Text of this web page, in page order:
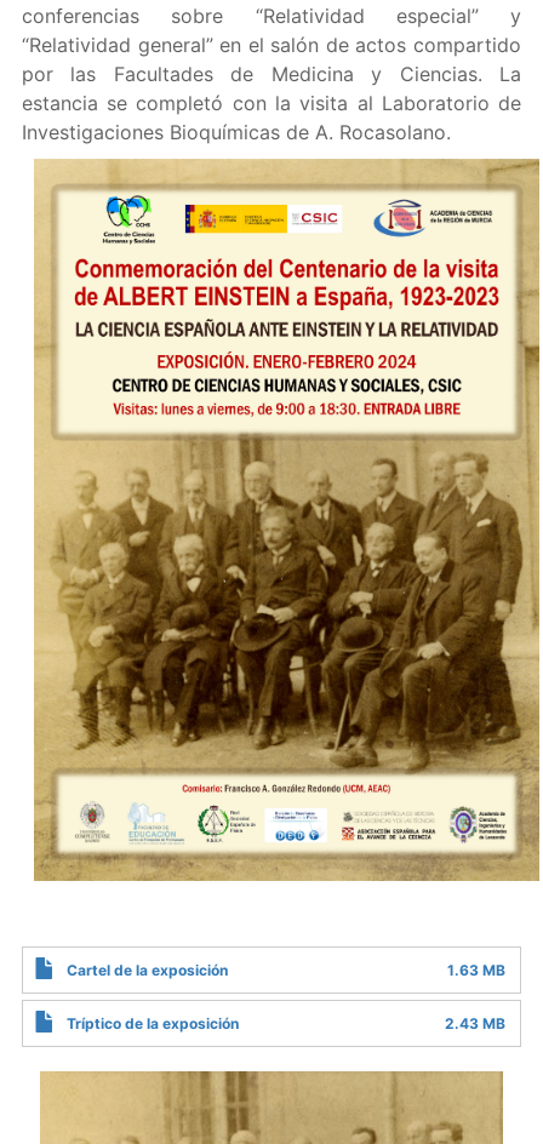
conferencias sobre “Relatividad especial” y
“Relatividad general” en el salón de actos compartido
por las Facultades de Medicina y Ciencias. La
estancia se completó con la visita al Laboratorio de
Investigaciones Bioquímicas de A. Rocasolano.
Cartel de la exposición 1.63 MB
Tríptico de la exposición 2.43 MB